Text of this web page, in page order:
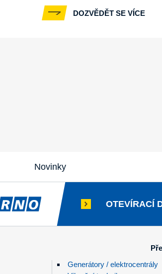
DOZVĚDĚT SE VÍCE
Novinky
OTEVÍRACÍ
Generátory / elektrocentrály